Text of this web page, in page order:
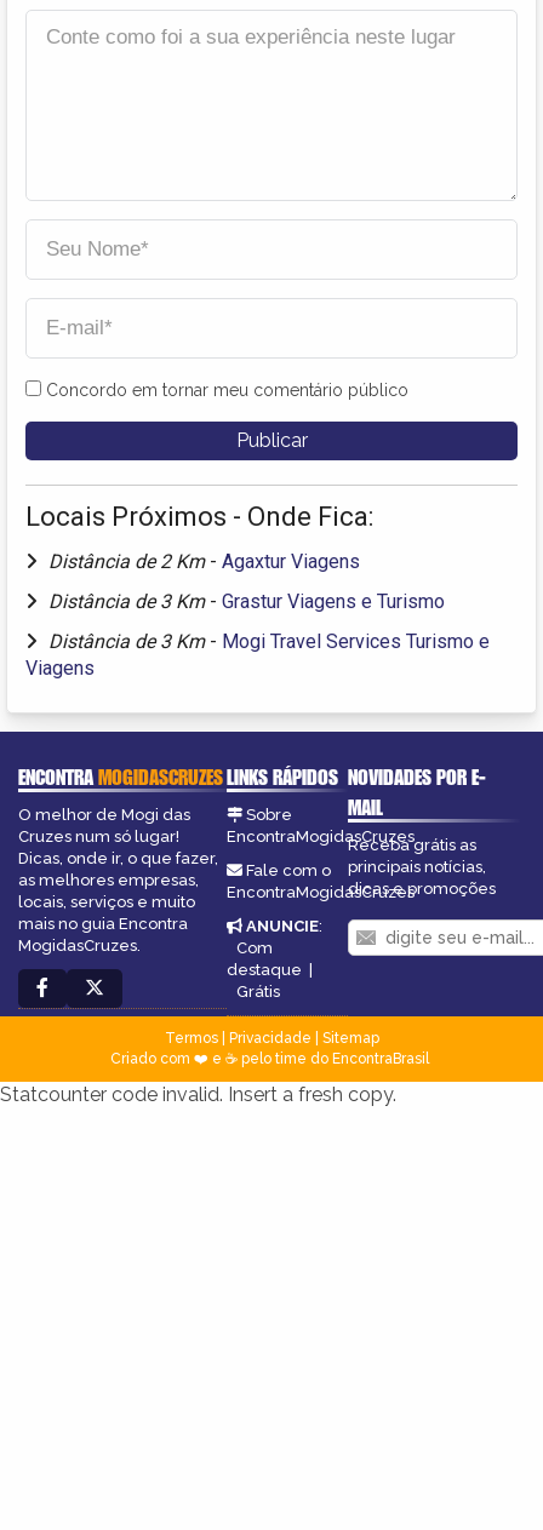
Concordo em tornar meu comentário público
Locais Próximos - Onde Fica:
Distância de 2 Km - Agaxtur Viagens
Distância de 3 Km - Grastur Viagens e Turismo
Distância de 3 Km - Mogi Travel Services Turismo e
Viagens
ENCONTRAMOGIDASCRUZES
O melhor de Mogi das
Cruzes num só lugar!
Dicas, onde ir, o que fazer,
as melhores empresas,
locais, serviços e muito
mais no guia Encontra
MogidasCruzes.
LINKS RÁPIDOS
Sobre
EncontraMogidasCruzes
Fale com o
EncontraMogidasCruzes
ANUNCIE:
Com
destaque |
Grátis
NOVIDADES POR E-
MAIL
Receba grátis as
principais notícias,
dicas e promoções
Termos| Privacidade
Sitemap
Criado com ❤️ e ☕ pelo time do EncontraBrasil
Statcounter code invalid. Insert a fresh copy.